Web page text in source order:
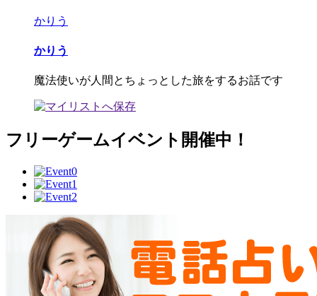
かりう
かりう
魔法使いが人間とちょっとした旅をするお話です
フリーゲームイベント開催中！